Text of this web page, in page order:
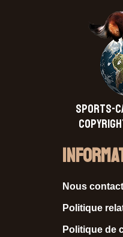
SPORTS-
Nous
Politique
Politique de